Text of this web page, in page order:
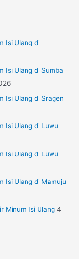
Isi Ulang di
Isi Ulang di Sumba
Isi Ulang di Sragen
Isi Ulang di Luwu
Isi Ulang di Luwu
Isi Ulang di Mamuju
Minum Isi Ulang 4